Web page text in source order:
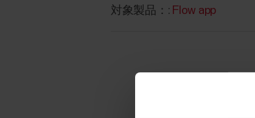
対象製品：: Flow app